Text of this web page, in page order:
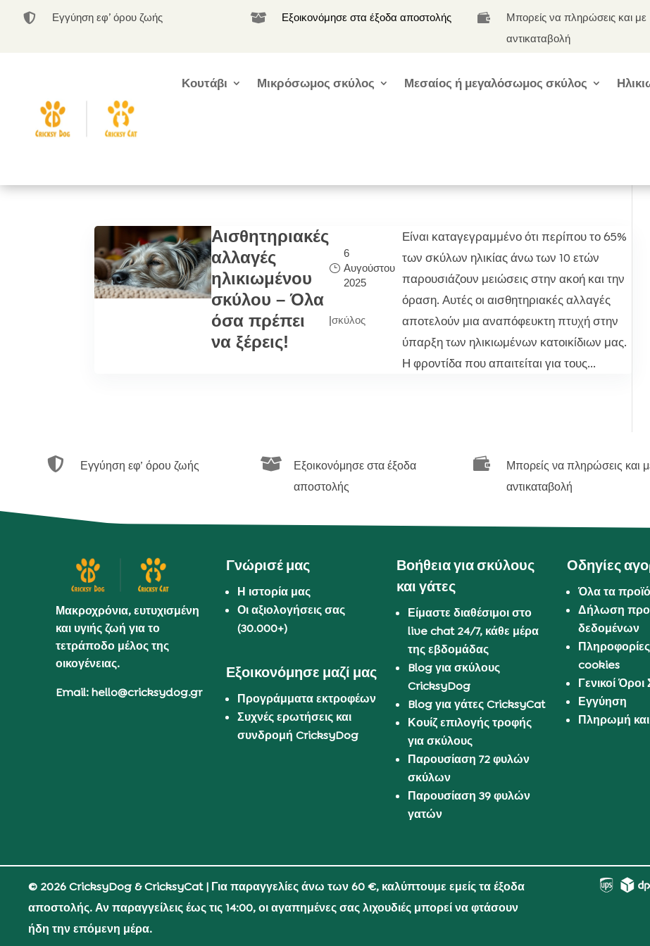
 Εγγύηση εφ’ όρου ζωής  Εξοικονόμησε στα έξοδα αποστολής 
Μπορείς να πληρώσεις και με
αντικαταβολή
Κουτάβι Μικρόσωμος σκύλος Μεσαίος ή μεγαλόσωμος σκύλος
Αισθητηριακές
αλλαγές
ηλικιωμένου
σκύλου – Όλα
όσα πρέπει
να ξέρεις!
6
Αυγούστου
2025
|σκύλος
Είναι καταγεγραμμένο ότι περίπου το 65%
των σκύλων ηλικίας άνω των 10 ετών
παρουσιάζουν μειώσεις στην ακοή και την
όραση. Αυτές οι αισθητηριακές αλλαγές
αποτελούν μια αναπόφευκτη πτυχή στην
ύπαρξη των ηλικιωμένων κατοικίδιων μας.
Η φροντίδα που απαιτείται για τους...
 Εγγύηση εφ’ όρου ζωής 
Εξοικονόμησε στα έξοδα
αποστολής

Μπορείς να πληρώσεις και
αντικαταβολή
Μακροχρόνια, ευτυχισμένη
και υγιής ζωή για το
τετράποδο μέλος της
οικογένειας.
Email: hello@cricksydog.gr
Γνώρισέ μας
Η ιστορία μας
Οι αξιολογήσεις σας
(30.000+)
Εξοικονόμησε μαζί μας
Προγράμματα εκτροφέων
Συχνές ερωτήσεις και
συνδρομή CricksyDog
Βοήθεια για σκύλους
και γάτες
Είμαστε διαθέσιμοι στο
live chat 24/7, κάθε μέρα
της εβδομάδας
Blog για σκύλους
CricksyDog
Blog για γάτες CricksyCat
Κουίζ επιλογής τροφής
για σκύλους
Παρουσίαση 72 φυλών
σκύλων
Παρουσίαση 39 φυλών
γατών
Οδηγίες
Όλα τα
Δήλωση
δεδομένων
Πληροφορίες
cookies
Γενικοί
Εγγύηση
Πληρωμή
© 2026 CricksyDog & CricksyCat| Για παραγγελίες άνω των 60 €, καλύπτουμε εμείς τα έξοδα
αποστολής. Αν παραγγείλεις έως τις 14:00, οι αγαπημένες σας λιχουδιές μπορεί να φτάσουν
ήδη την επόμενη μέρα.